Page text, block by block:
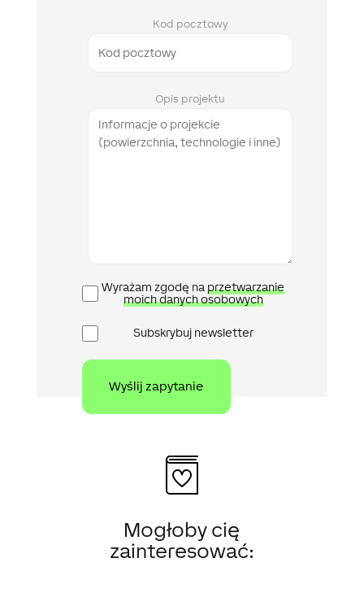
Kod pocztowy
Opis projektu
Polityka
prywatności
Wyrażam zgodę naprzetwarzanie
moich danych osobowych
Newsletter
Subskrybuj newsletter
Mogłoby cię
zainteresować: